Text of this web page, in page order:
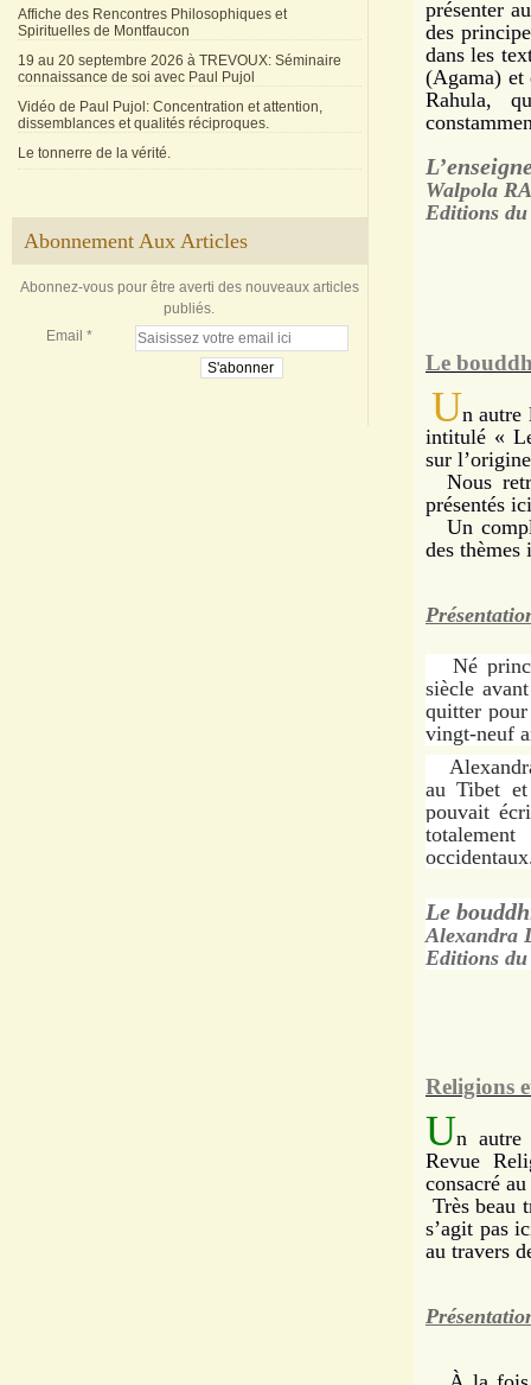
Affiche des Rencontres Philosophiques et
Spirituelles de Montfaucon
19 au 20 septembre 2026 à TREVOUX: Séminaire
connaissance de soi avec Paul Pujol
Vidéo de Paul Pujol: Concentration et attention,
dissemblances et qualités réciproques.
Le tonnerre de la vérité.
Abonnement Aux Articles
Abonnez-vous pour être averti des nouveaux articles
publiés.
Email
présenter
des
dans les
(Agama) et
Rahula,
Walpola
Editions du
Le
Un autre
intitulé «
sur
Nous
présentés
Un
des thèmes
Né
siècle
quitter
vingt-neuf
au Tibet
pouvait
Le
Alexandra
Editions
Religions
Un autre
Revue
consacré
Très beau
s’agit pas
au travers